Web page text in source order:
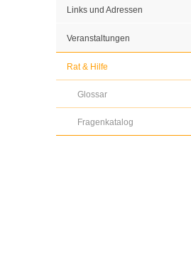
Links und Adressen
Veranstaltungen
Rat & Hilfe
Glossar
Fragenkatalog